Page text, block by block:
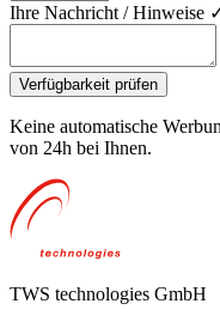
Ihre Nachricht / Hinweise
Verfügbarkeit prüfen
Keine automatische
von 24h bei Ihnen.
TWS technologies GmbH